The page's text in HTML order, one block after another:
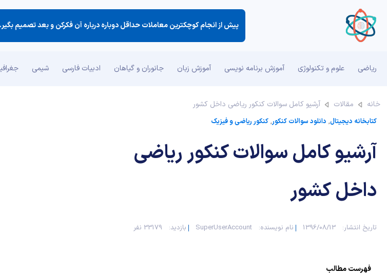
پیش از انجام كوچكترین معاملات حداقل دوباره درباره آن فكركن و بعد تصمیم
ریاضی علوم و تکنولوژی آموزش برنامه نویسی آموزش زبان جانوران و گیاهان ادبیات فارسی شیمی
خانه مقالات آرشیو کامل سوالات کنکور ریاضی داخل کشور
کتابخانه دیجیتال, دانلود سوالات کنکور,کنکور ریاضی و فیزیک
آرشیو کامل سوالات کنکور ریاضی
داخل کشور
تاریخ انتشار: 1396/08/13 نام نویسنده: SuperUserAccount بازدید: 33179 نفر
فهرست مطالب